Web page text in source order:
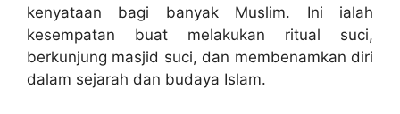
kenyataan bagi banyak Muslim. Ini ialah
kesempatan buat melakukan ritual suci,
berkunjung masjid suci, dan membenamkan diri
dalam sejarah dan budaya Islam.